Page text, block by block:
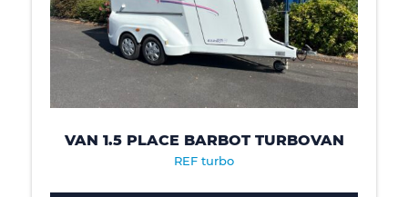
VAN 1.5 PLACE BARBOT TURBOVAN
REF turbo